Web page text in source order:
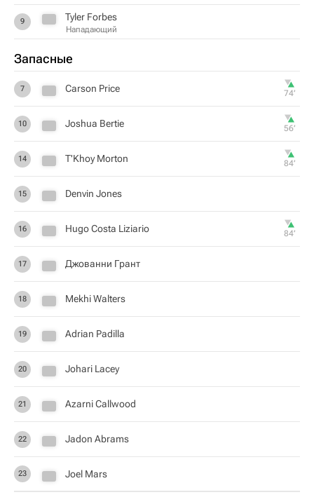
9 Tyler Forbes
Нападающий
Запасные
7 Carson Price 74‎’‎
10 Joshua Bertie 56‎’‎
14 T'Khoy Morton 84‎’‎
15 Denvin Jones
16 Hugo Costa Liziario 84‎’‎
17 Джованни Грант
18 Mekhi Walters
19 Adrian Padilla
20 Johari Lacey
21 Azarni Callwood
22 Jadon Abrams
23 Joel Mars